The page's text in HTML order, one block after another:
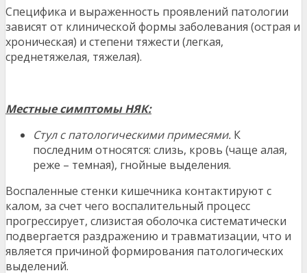
Специфика и выраженность проявлений патологии
зависят от клинической формы заболевания (острая и
хроническая) и степени тяжести (легкая,
среднетяжелая, тяжелая).
Местные симптомы НЯК:
Стул с патологическими примесями. К
последним относятся: слизь, кровь (чаще алая,
реже – темная), гнойные выделения.
Воспаленные стенки кишечника контактируют с
калом, за счет чего воспалительный процесс
прогрессирует, слизистая оболочка систематически
подвергается раздражению и травматизации, что и
является причиной формирования патологических
выделений.